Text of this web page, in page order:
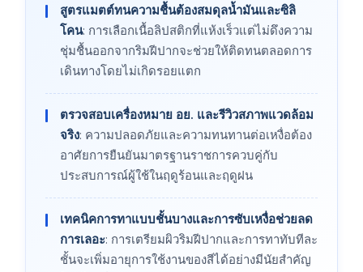
สูตรแมตต์ทนความชื้นต้องสมดุลน้ำมันและซิลิ
โคน: การเลือกเนื้อลิปสติกที่แห้งเร็วแต่ไม่ดึงความ
ชุ่มชื้นออกจากริมฝีปากจะช่วยให้ติดทนตลอดการ
เดินทางโดยไม่เกิดรอยแตก
ตรวจสอบเครื่องหมาย อย. และรีวิวสภาพแวดล้อม
จริง: ความปลอดภัยและความทนทานต่อเหงื่อต้อง
อาศัยการยืนยันมาตรฐานราชการควบคู่กับ
ประสบการณ์ผู้ใช้ในฤดูร้อนและฤดูฝน
เทคนิคการทาแบบชั้นบางและการซับเหงื่อช่วยลด
การเลอะ: การเตรียมผิวริมฝีปากและการทาทับทีละ
ชั้นจะเพิ่มอายุการใช้งานของสีได้อย่างมีนัยสำคัญ